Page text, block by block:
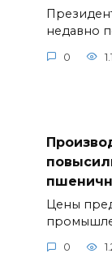
недавно
0
Цены
0